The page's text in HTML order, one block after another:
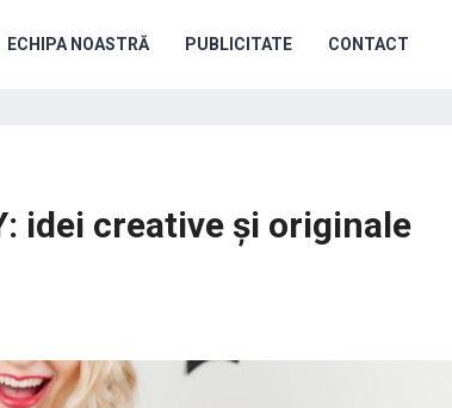
ECHIPA NOASTRĂ PUBLICITATE CONTACT
idei creative și originale